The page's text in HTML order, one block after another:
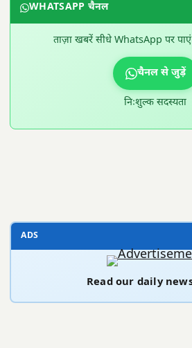
WHATSAPP चैनल
ताज़ा खबरें सीधे WhatsApp पर
चैनल से जुड़ें
निःशुल्क सदस्यता
ADS
Read our daily